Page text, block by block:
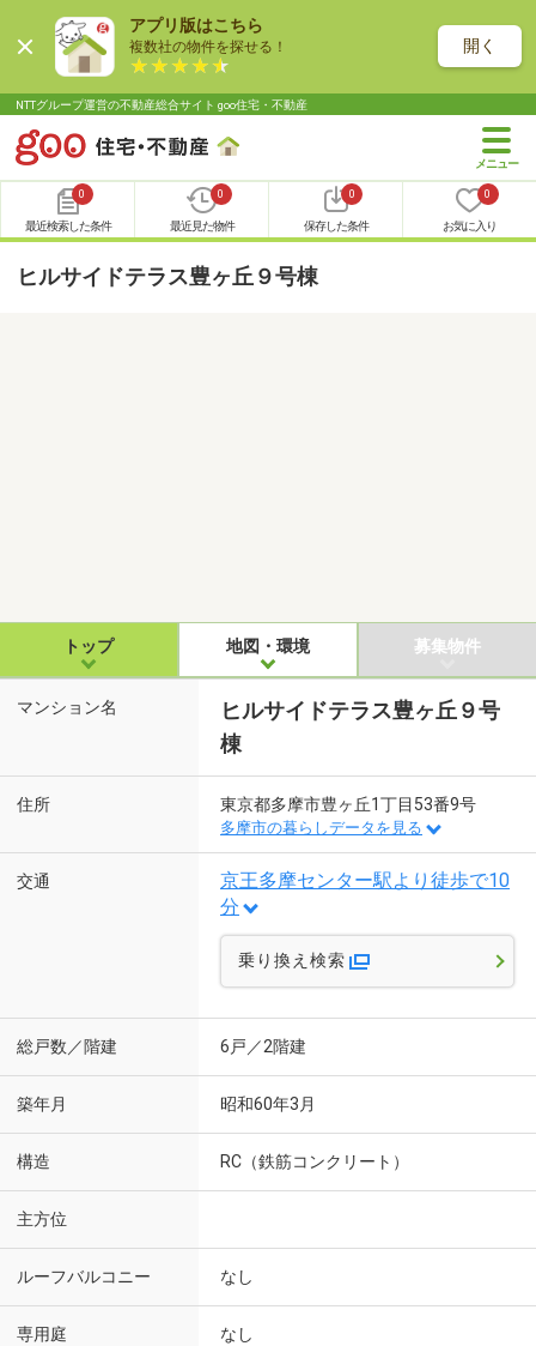
アプリ版はこちら
複数社の物件を探せる！ 開く
NTTグループ運営の不動産総合サイト goo住宅・不動産
0
最近検索した条件
0
最近見た物件
0
保存した条件
0
お気に入り
ヒルサイドテラス豊ヶ丘９号棟
トップ 地図・環境 募集物件
マンション名
ヒルサイドテラス豊ヶ丘９号
棟
住所 東京都多摩市豊ヶ丘1丁目53番9号
多摩市の暮らしデータを見る
交通
京王多摩センター駅より徒歩で10
分
乗り換え検索
総戸数／階建 6戸／2階建
築年月 昭和60年3月
構造 RC（鉄筋コンクリート）
主方位
ルーフバルコニー なし
専用庭 なし